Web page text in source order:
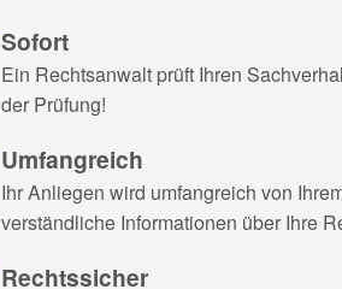
Sofort
Ein Rechtsanwalt prüft Ihren
der Prüfung!
Umfangreich
Ihr Anliegen wird umfangreich von
verständliche Informationen über Ihre
Rechtssicher